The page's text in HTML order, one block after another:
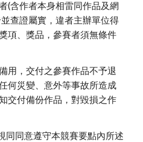
(含作者本身相雷同作品及網
查證屬實，違者主辦單位得
項、獎品，參賽者須無條件
用，交付之參賽作品不予退
何災變、意外等事故所造成
交付備份作品，對毀損之作
同同意遵守本競賽要點內所述